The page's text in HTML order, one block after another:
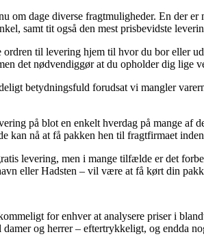
om dage diverse fragtmuligheder. En der
samt tit også den mest prisbevidste
ordren til levering hjem til hvor du bor eller
det nødvendiggør at du opholder dig lige
betydningsfuld forudsat vi mangler
på blot en enkelt hverdag på mange af
kan nå at få pakken hen til fragtfirmaet
levering, men i mange tilfælde er det
eller Hadsten – vil være at få kørt din
for enhver at analysere priser i
og herrer – eftertrykkeligt, og endda